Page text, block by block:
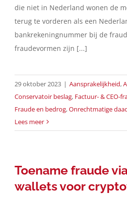
die niet in Nederland wonen de
terug te vorderen als een
bankrekeningnummer bij de
fraudevormen zijn [...]
29 oktober 2023 | Aansprakelijkheid,
Conservatoir beslag, Factuur- & CEO-
Fraude en bedrog,Onrechtmatige
Lees meer
Toename fraude
wallets voor